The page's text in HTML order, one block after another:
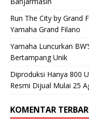
Run The City by Grand
Yamaha Grand Filano
Yamaha Luncurkan
Bertampang Unik
Diproduksi Hanya 800
Resmi Dijual Mulai 25
KOMENTAR